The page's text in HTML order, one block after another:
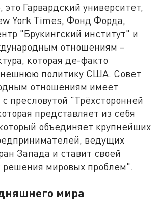
Гарвардский университет,
York Times, Фонд Форда,
"Брукингский институт" и
отношениям –
которая де-факто
политику США. Совет
отношениям имеет
пресловутой "Трёхсторонней
представляет из себя
объединяет крупнейших
ведущих
Запада и ставит своей
мировых проблем".
мира